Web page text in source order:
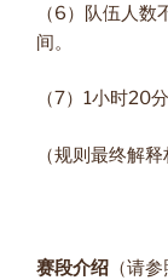
（6）队伍人
间。
（7）1小时20
（规则最终解
赛段介绍 （请